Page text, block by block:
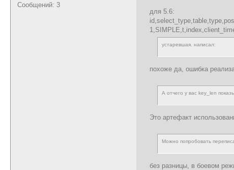
Сообщений: 3
для 5.6:
устаревшая. написал:
похоже да, ошибка
А отчего у вас key_len
Это артефакт
Можно попробовать
без разницы, в боевом